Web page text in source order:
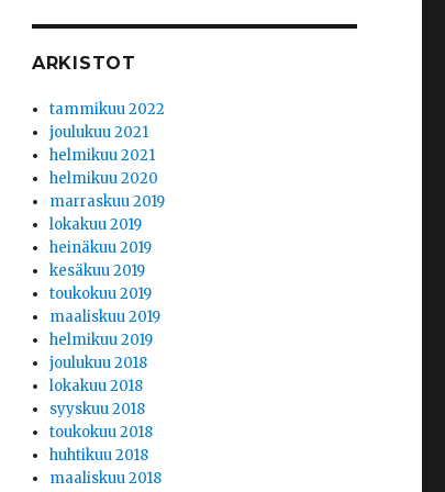
ARKISTOT
tammikuu 2022
joulukuu 2021
helmikuu 2021
helmikuu 2020
marraskuu 2019
lokakuu 2019
heinäkuu 2019
kesäkuu 2019
toukokuu 2019
maaliskuu 2019
helmikuu 2019
joulukuu 2018
lokakuu 2018
syyskuu 2018
toukokuu 2018
huhtikuu 2018
maaliskuu 2018